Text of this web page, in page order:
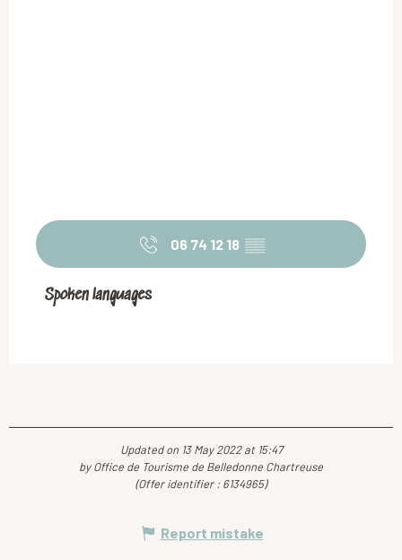
06 74 12 18 ▒▒
Spoken languages
Spoken languages
Updated on 13 May 2022 at 15:47
by Office de Tourisme de Belledonne Chartreuse
(Offer identifier : 6134965)
Report mistake